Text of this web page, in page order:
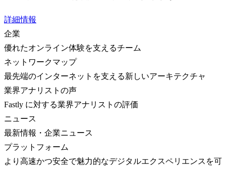
詳細情報
企業
優れたオンライン体験を支えるチーム
ネットワークマップ
最先端のインターネットを支える新しいアーキテクチャ
業界アナリストの声
Fastly に対する業界アナリストの評価
ニュース
最新情報・企業ニュース
プラットフォーム
より高速かつ安全で魅力的なデジタルエクスペリエンスを可